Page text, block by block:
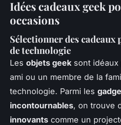
Idées cadeaux geek
occasions
Sélectionner des cadeaux
de technologie
Les objets geek sont
ami ou un membre de la
technologie. Parmi les
incontournables, on trouve
innovants comme un